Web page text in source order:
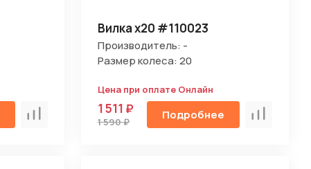
Сравнить
Вилка х20 #110023
Производитель: -
Размер колеса: 20
Цена при оплате Онлайн
1 511 ₽
1 590 ₽ Подробнее Сравнить